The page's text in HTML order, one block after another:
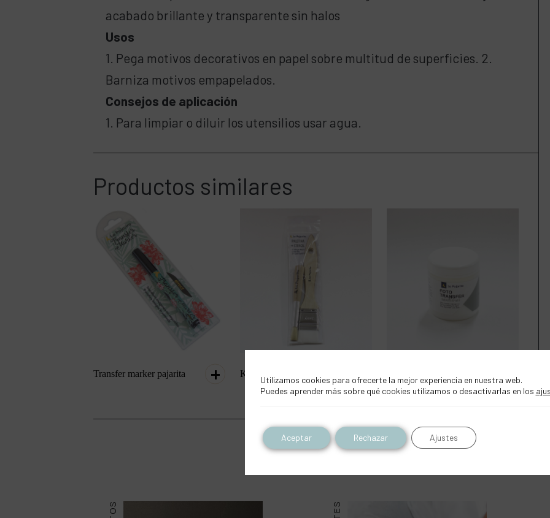
acabado brillante y transparente sin halos
Usos
1. Pega motivos decorativos en papel sobre multitud de superficies. 2.
Barniza motivos empapelados.
Consejos de aplicación
1. Para limpiar o diluir los utensilios usar agua.
Productos similares
Transfer marker pajarita Kit pinceles n.30 y n.02
Inspírate con este producto
Utilizamos cookies para ofrecerte la mejor experiencia en nuestra web.
Puedes aprender más sobre qué cookies utilizamos o desactivarlas en los
Aceptar Rechazar Ajustes